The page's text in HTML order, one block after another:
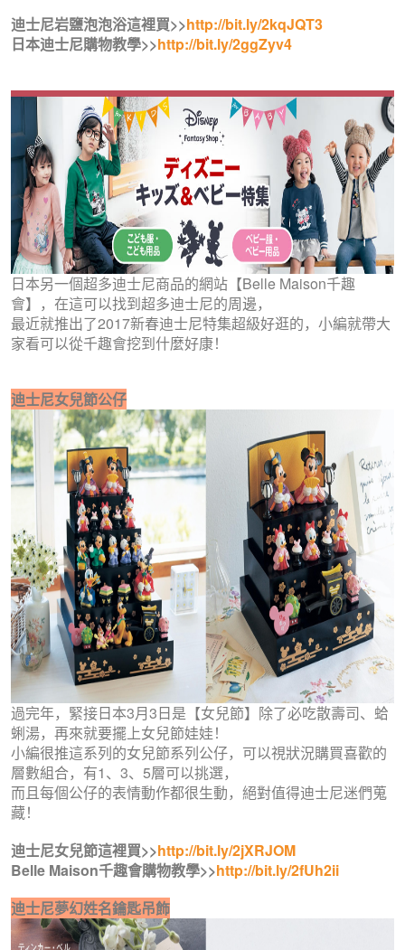
迪士尼岩鹽泡泡浴這裡買>>http://bit.ly/2kqJQT3
日本迪士尼購物教學>>http://bit.ly/2ggZyv4
日本另一個超多迪士尼商品的網站【Belle Maison千趣
會】，在這可以找到超多迪士尼的周邊，
最近就推出了2017新春迪士尼特集超級好逛的，小編就帶大
家看可以從千趣會挖到什麼好康！
迪士尼女兒節公仔
過完年，緊接日本3月3日是【女兒節】除了必吃散壽司、蛤
蜊湯，再來就要擺上女兒節娃娃！
小編很推這系列的女兒節系列公仔，可以視狀況購買喜歡的
層數組合，有1、3、5層可以挑選，
而且每個公仔的表情動作都很生動，絕對值得迪士尼迷們蒐
藏！
迪士尼女兒節這裡買>>http://bit.ly/2jXRJOM
Belle Maison千趣會購物教學>>http://bit.ly/2fUh2ii
迪士尼夢幻姓名鑰匙吊飾